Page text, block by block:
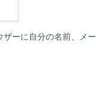
ーに自分の名前、メー